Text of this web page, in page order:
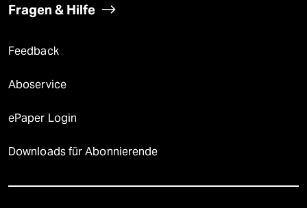
Fragen & Hilfe
Feedback
Aboservice
ePaper Login
Downloads für Abonnierende